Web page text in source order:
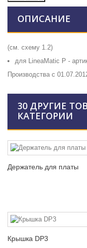
ОПИСАНИЕ
(см. схему 1.2)
для LineaMatic P -
Производства с
30 ДРУГИЕ
КАТЕГОРИИ
Держатель для платы
Крышка DP3